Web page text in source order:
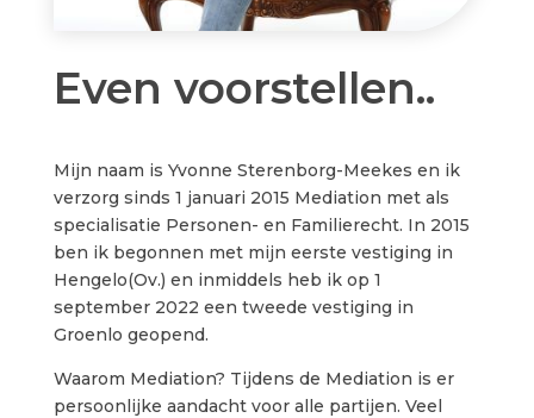
Even voorstellen..
Mijn naam is Yvonne Sterenborg-Meekes en ik
verzorg sinds 1 januari 2015 Mediation met als
specialisatie Personen- en Familierecht. In 2015
ben ik begonnen met mijn eerste vestiging in
Hengelo(Ov.) en inmiddels heb ik op 1
september 2022 een tweede vestiging in
Groenlo geopend.
Waarom Mediation? Tijdens de Mediation is er
persoonlijke aandacht voor alle partijen. Veel